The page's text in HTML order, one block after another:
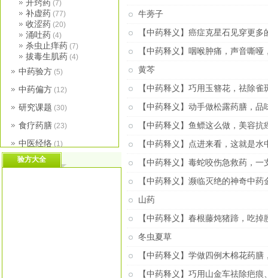
牛蒡子
【中药释义】癌症克星石见穿更
【中药释义】咽喉肿痛，声音嘶
黄芩
【中药释义】巧用玉簪花，祛除雀
【中药释义】动手做松露药膳，品
【中药释义】鱼鳔这么做，美容抗
【中药释义】点进来看，这就是
【中药释义】毒蛇咬伤急救药，一
【中药释义】濒临灭绝的神奇中药
山药
【中药释义】春根藤炖猪蹄，吃
冬虫夏草
【中药释义】学做四例木棉花药
【中药释义】巧用山金车祛除疤
验方大全
开窍药 (7)
补虚药 (77)
收涩药 (20)
涌吐药 (4)
杀虫止痒药 (7)
拔毒生肌药 (4)
中药验方 (5)
中药偏方 (12)
研究课题 (30)
食疗药膳 (23)
中医经络 (1)
推荐药茶